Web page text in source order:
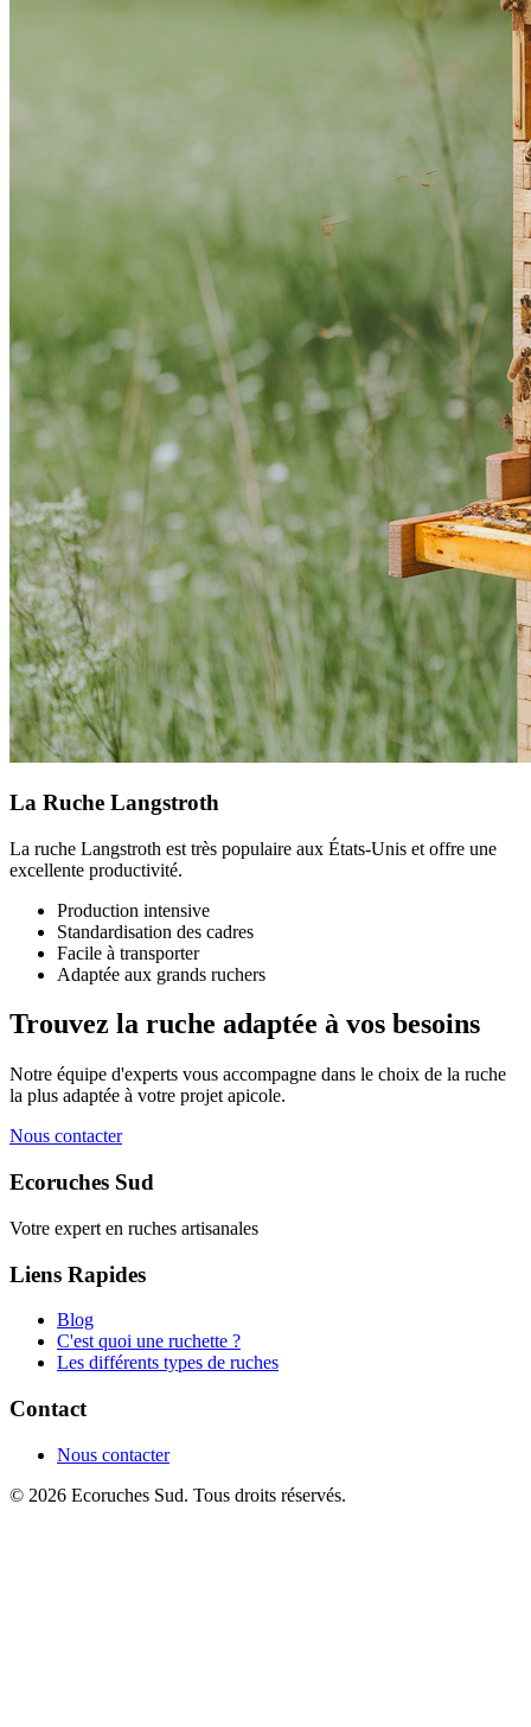
La Ruche Langstroth
La ruche Langstroth est très populaire aux États-Unis et offre une
excellente productivité.
Production intensive
Standardisation des cadres
Facile à transporter
Adaptée aux grands ruchers
Trouvez la ruche adaptée à vos besoins
Notre équipe d'experts vous accompagne dans le choix de la ruche
la plus adaptée à votre projet apicole.
Nous contacter
Ecoruches Sud
Votre expert en ruches artisanales
Liens Rapides
Blog
C'est quoi une ruchette ?
Les différents types de ruches
Contact
Nous contacter
© 2026 Ecoruches Sud. Tous droits réservés.